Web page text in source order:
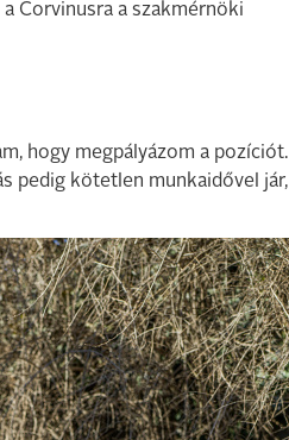
Corvinusra a szakmérnöki
hogy megpályázom a pozíciót.
pedig kötetlen munkaidővel jár,